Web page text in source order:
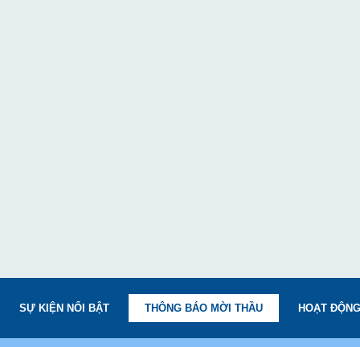
SỰ KIỆN NỔI BẬT THÔNG BÁO MỜI THẦU HOẠT